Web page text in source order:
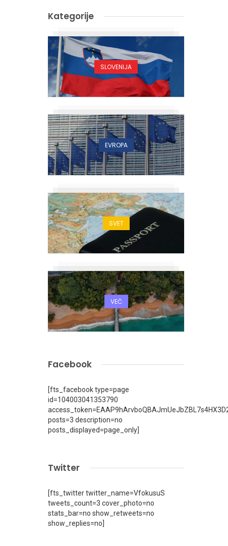
Kategorije
SLOVENIJA
EVROPA
SVET
VEČ
Facebook
[fts_facebook type=page
id=104003041353790
posts=3 description=no
posts_displayed=page_only]
Twitter
[fts_twitter twitter_name=VfokusuS
tweets_count=3 cover_photo=no
stats_bar=no show_retweets=no
show_replies=no]